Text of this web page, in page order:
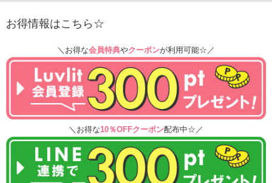
お得情報はこちら☆
＼お得な会員特典やクーポンが利用可能☆／
＼お得な10％OFFクーポン配布中☆／